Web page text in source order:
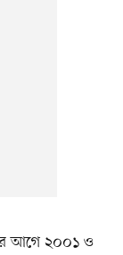
আগে ২০০১ ও